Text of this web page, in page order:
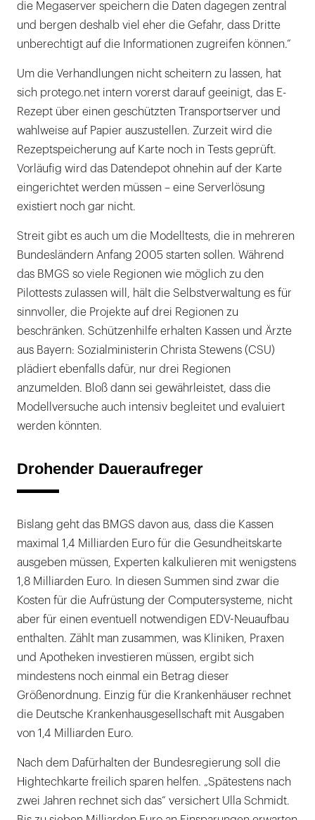
die Megaserver speichern die Daten dagegen zentral
und bergen deshalb viel eher die Gefahr, dass Dritte
unberechtigt auf die Informationen zugreifen können.“
Um die Verhandlungen nicht scheitern zu lassen, hat
sich protego.net intern vorerst darauf geeinigt, das E-
Rezept über einen geschützten Transportserver und
wahlweise auf Papier auszustellen. Zurzeit wird die
Rezeptspeicherung auf Karte noch in Tests geprüft.
Vorläufig wird das Datendepot ohnehin auf der Karte
eingerichtet werden müssen – eine Serverlösung
existiert noch gar nicht.
Streit gibt es auch um die Modelltests, die in mehreren
Bundesländern Anfang 2005 starten sollen. Während
das BMGS so viele Regionen wie möglich zu den
Pilottests zulassen will, hält die Selbstverwaltung es für
sinnvoller, die Projekte auf drei Regionen zu
beschränken. Schützenhilfe erhalten Kassen und Ärzte
aus Bayern: Sozialministerin Christa Stewens (CSU)
plädiert ebenfalls dafür, nur drei Regionen
anzumelden. Bloß dann sei gewährleistet, dass die
Modellversuche auch intensiv begleitet und evaluiert
werden könnten.
Drohender Daueraufreger
Bislang geht das BMGS davon aus, dass die Kassen
maximal 1,4 Milliarden Euro für die Gesundheitskarte
ausgeben müssen, Experten kalkulieren mit wenigstens
1,8 Milliarden Euro. In diesen Summen sind zwar die
Kosten für die Aufrüstung der Computersysteme, nicht
aber für einen eventuell notwendigen EDV-Neuaufbau
enthalten. Zählt man zusammen, was Kliniken, Praxen
und Apotheken investieren müssen, ergibt sich
mindestens noch einmal ein Betrag dieser
Größenordnung. Einzig für die Krankenhäuser rechnet
die Deutsche Krankenhausgesellschaft mit Ausgaben
von 1,4 Milliarden Euro.
Nach dem Dafürhalten der Bundesregierung soll die
Hightechkarte freilich sparen helfen. „Spätestens nach
zwei Jahren rechnet sich das“ versichert Ulla Schmidt.